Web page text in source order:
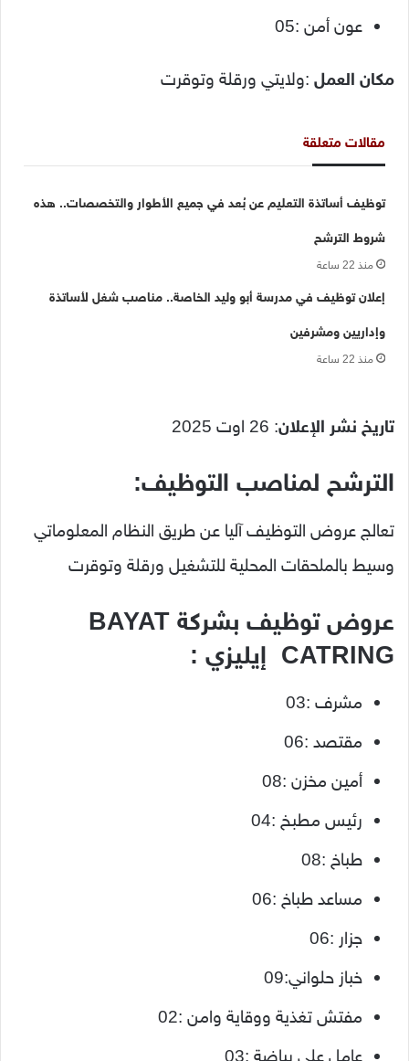
عون أمن :05
مكان العمل :ولايتي ورقلة وتوقرت
مقالات متعلقة
توظيف أساتذة التعليم عن بُعد في جميع الأطوار والتخصصات.. هذه
شروط الترشح
منذ 22 ساعة
إعلان توظيف في مدرسة أبو وليد الخاصة.. مناصب شغل لأساتذة
وإداريين ومشرفين
منذ 22 ساعة
تاريخ نشر الإعلان: 26 اوت 2025
الترشح لمناصب التوظيف:
تعالج عروض التوظيف آليا عن طريق النظام المعلوماتي
وسيط بالملحقات المحلية للتشغيل ورقلة وتوقرت
عروض توظيف بشركة BAYAT
CATRING إيليزي :
مشرف :03
مقتصد :06
أمين مخزن :08
رئيس مطبخ :04
طباخ :08
مساعد طباخ :06
جزار :06
خباز حلواني:09
مفتش تغذية ووقاية وامن :02
عامل على بياضة :03